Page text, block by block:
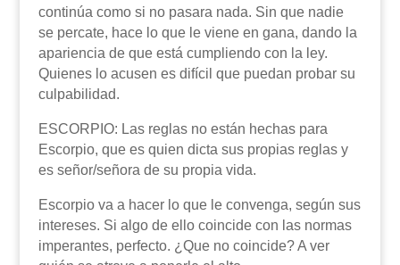
continúa como si no pasara nada. Sin que nadie
se percate, hace lo que le viene en gana, dando la
apariencia de que está cumpliendo con la ley.
Quienes lo acusen es difícil que puedan probar su
culpabilidad.
ESCORPIO: Las reglas no están hechas para
Escorpio, que es quien dicta sus propias reglas y
es señor/señora de su propia vida.
Escorpio va a hacer lo que le convenga, según sus
intereses. Si algo de ello coincide con las normas
imperantes, perfecto. ¿Que no coincide? A ver